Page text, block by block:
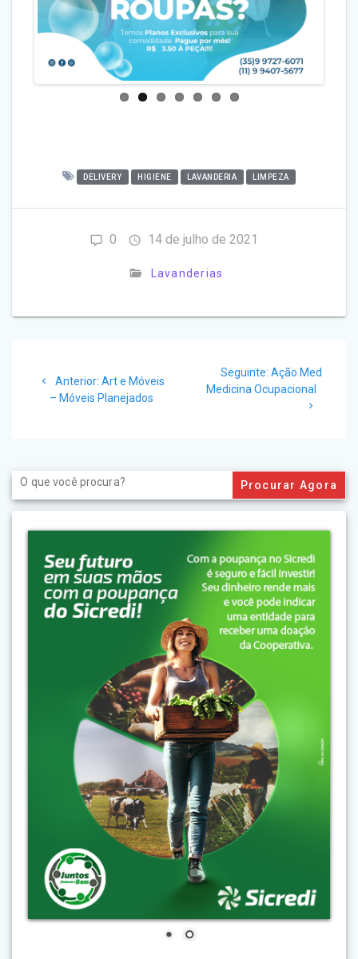
DELIVERY HIGIENE LAVANDERIA LIMPEZA
0 14 de julho de 2021
Lavanderias
de
Anterior: Post
anterior:
Art e Móveis
– Móveis Planejados
Seguinte: Post
seguinte:
Ação Med
Medicina Ocupacional
Search
for: